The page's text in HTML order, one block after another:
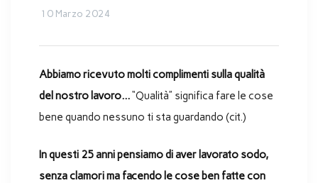
10 Marzo 2024
Abbiamo ricevuto molti complimenti sulla qualità
del nostro lavoro…“Qualità” significa fare le cose
bene quando nessuno ti sta guardando (cit.)
In questi 25 anni pensiamo di aver lavorato sodo,
senza clamori ma facendo le cose ben fatte con